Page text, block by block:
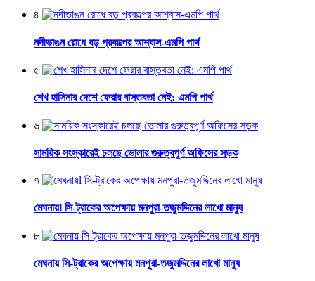
৪
নদীভাঙন রোধে বড় প্রকল্পের আশ্বাস-এমপি পার্থ
৫
শেখ হাসিনার দেশে ফেরার বাস্তবতা নেই: এমপি পার্থ
৬
সাময়িক সংস্কারেই চলছে ভোলার গুরুত্বপূর্ণ অফিসের সড়ক
৭
মেঘনায়l সি-ট্রাকের অপেক্ষায় মনপুরা-তজুমদ্দিনের লাখো মানুষ
৮
মেঘনায় সি-ট্রাকের অপেক্ষায় মনপুরা-তজুমদ্দিনের লাখো মানুষ